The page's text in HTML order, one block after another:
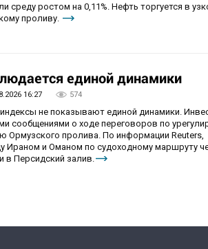
ростом на 0,11%. Нефть торгуется в
проливу.
единой динамики
16:27 574
не показывают единой динамики.
сообщениями о ходе переговоров по
Ормузского пролива. По информации Reuters,
Ираном и Оманом по судоходному маршруту
в Персидский залив.